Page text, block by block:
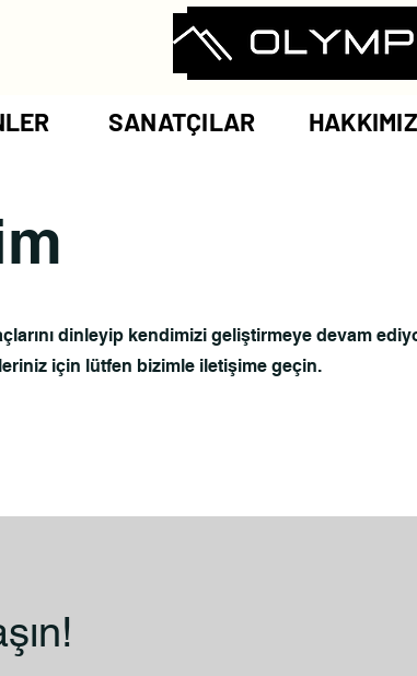
SANATÇILAR
dinleyip kendimizi geliştirmeye devam
için lütfen bizimle iletişime geçin.